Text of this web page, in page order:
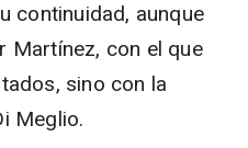
continuidad, aunque
Martínez, con el que
sino con la
Meglio.